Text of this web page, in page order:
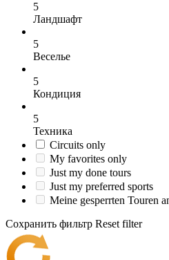
5
Ландшафт
5
Веселье
5
Кондиция
5
Техника
Circuits only
My favorites only
Just my done tours
Just my preferred sports
Meine gesperrten Touren
Сохранить фильтр Reset filter